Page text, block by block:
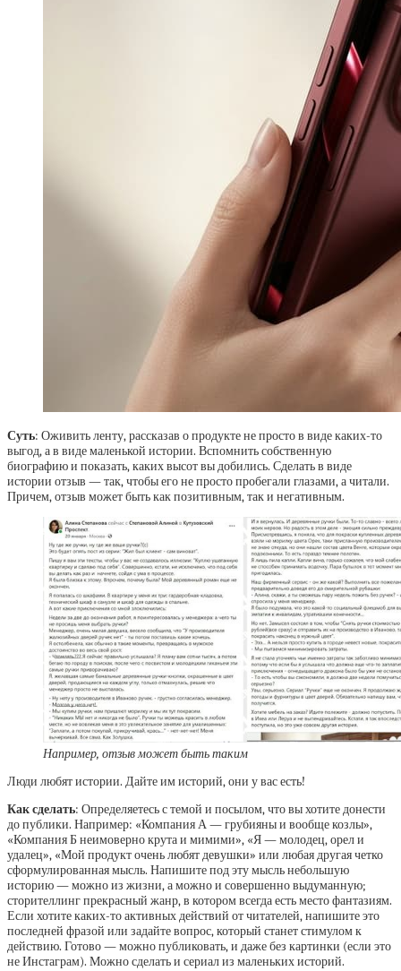
Суть: Оживить ленту, рассказав о продукте не просто в виде каких-то
выгод, а в виде маленькой истории. Вспомнить собственную
биографию и показать, каких высот вы добились. Сделать в виде
истории отзыв — так, чтобы его не просто пробегали глазами, а читали.
Причем, отзыв может быть как позитивным, так и негативным.
Например, отзыв может быть таким
Люди любят истории. Дайте им историй, они у вас есть!
Как сделать: Определяетесь с темой и посылом, что вы хотите донести
до публики. Например: «Компания А — грубияны и вообще козлы»,
«Компания Б неимоверно крута и мимими», «Я — молодец, орел и
удалец», «Мой продукт очень любят девушки» или любая другая четко
сформулированная мысль. Напишите под эту мысль небольшую
историю — можно из жизни, а можно и совершенно выдуманную;
сторителлинг прекрасный жанр, в котором всегда есть место фантазиям.
Если хотите каких-то активных действий от читателей, напишите это
последней фразой или задайте вопрос, который станет стимулом к
действию. Готово — можно публиковать, и даже без картинки (если это
не Инстаграм). Можно сделать и сериал из маленьких историй.